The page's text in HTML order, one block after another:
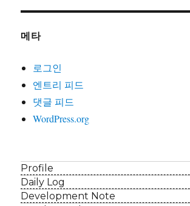
메타
로그인
엔트리 피드
댓글 피드
WordPress.org
Profile
Daily Log
Development Note